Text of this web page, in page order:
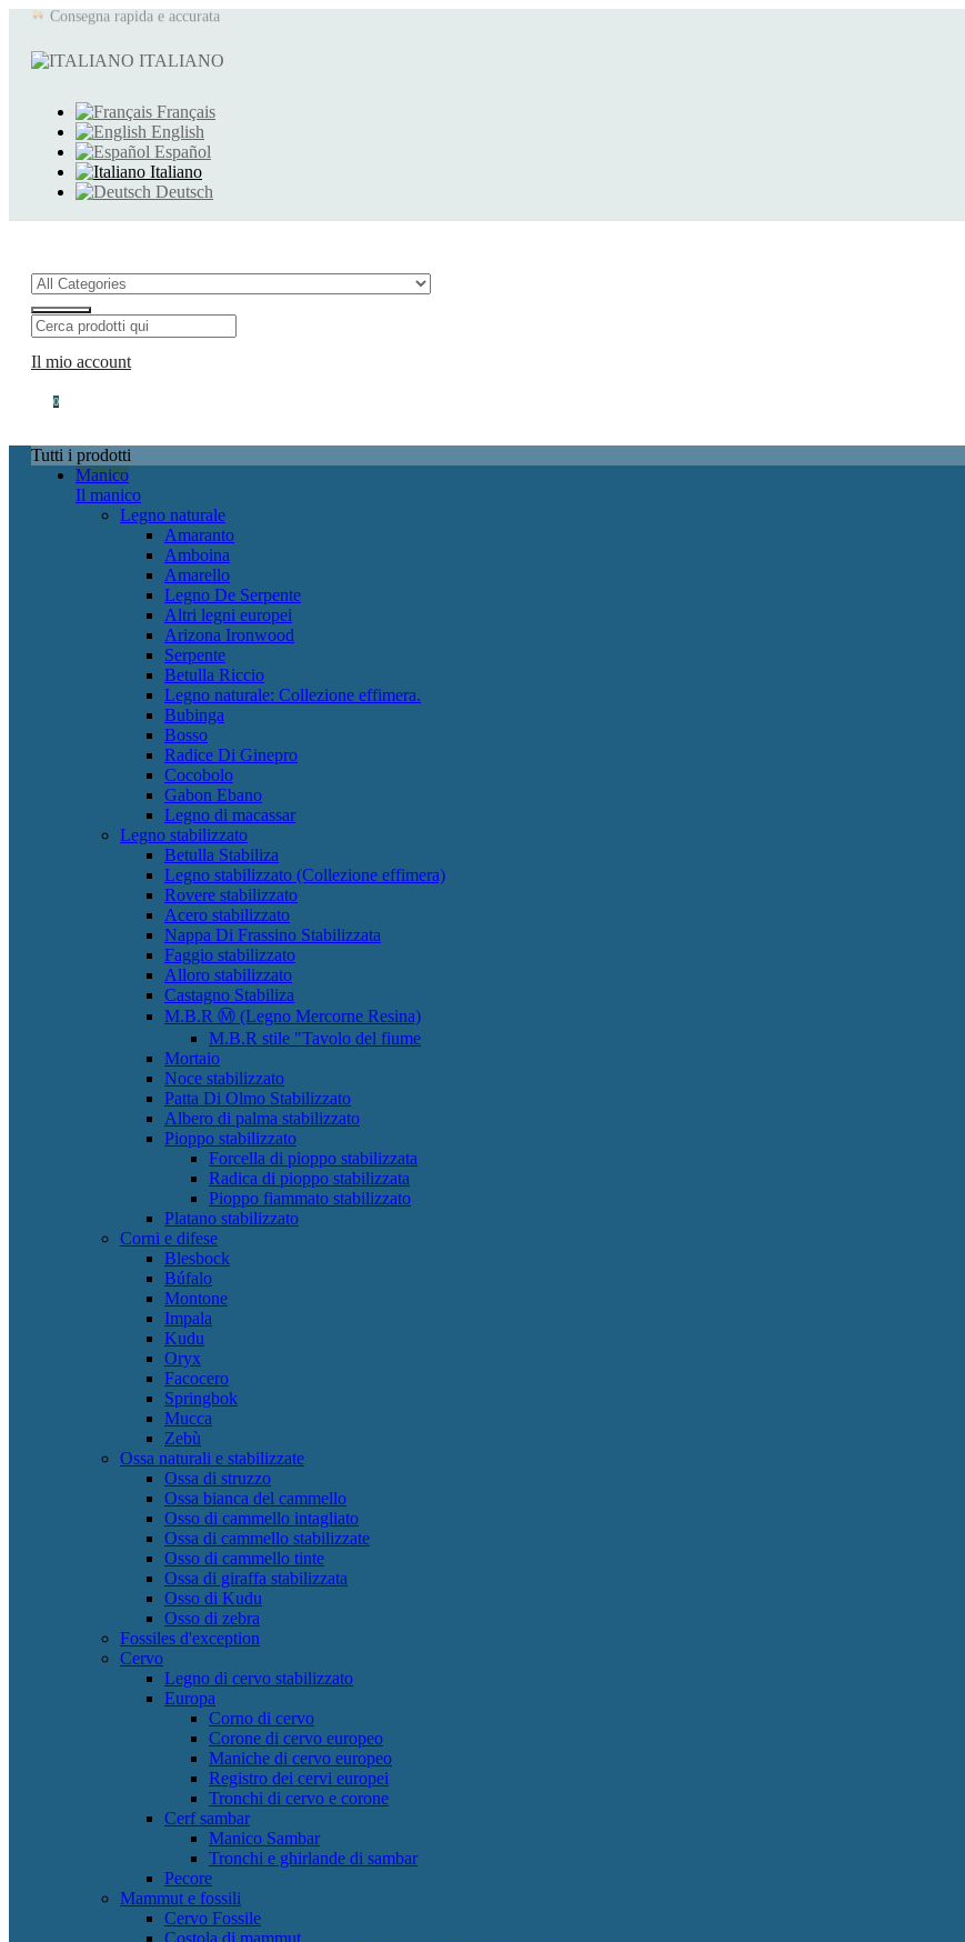
Azienda francese
Prodotti d'eccezione
ITALIANO
Français
English
Español
Italiano
Deutsch
Il mio account
0
Tutti i prodotti
Manico
Il manico
Legno naturale
Amaranto
Amboina
Amarello
Legno De Serpente
Altri legni europei
Arizona Ironwood
Serpente
Betulla Riccio
Legno naturale: Collezione effimera.
Bubinga
Bosso
Radice Di Ginepro
Cocobolo
Gabon Ebano
Legno di macassar
Legno stabilizzato
Betulla Stabiliza
Legno stabilizzato (Collezione effimera)
Rovere stabilizzato
Acero stabilizzato
Nappa Di Frassino Stabilizzata
Faggio stabilizzato
Alloro stabilizzato
Castagno Stabiliza
M.B.R Ⓜ (Legno Mercorne Resina)
M.B.R stile "Tavolo del fiume
Mortaio
Noce stabilizzato
Patta Di Olmo Stabilizzato
Albero di palma stabilizzato
Pioppo stabilizzato
Forcella di pioppo stabilizzata
Radica di pioppo stabilizzata
Pioppo fiammato stabilizzato
Platano stabilizzato
Corni e difese
Blesbock
Búfalo
Montone
Impala
Kudu
Oryx
Facocero
Springbok
Mucca
Zebù
Ossa naturali e stabilizzate
Ossa di struzzo
Ossa bianca del cammello
Osso di cammello intagliato
Ossa di cammello stabilizzate
Osso di cammello tinte
Ossa di giraffa stabilizzata
Osso di Kudu
Osso di zebra
Fossiles d'exception
Cervo
Legno di cervo stabilizzato
Europa
Corno di cervo
Corone di cervo europeo
Maniche di cervo europeo
Registro dei cervi europei
Tronchi di cervo e corone
Cerf sambar
Manico Sambar
Tronchi e ghirlande di sambar
Pecore
Mammut e fossili
Cervo Fossile
Costola di mammut